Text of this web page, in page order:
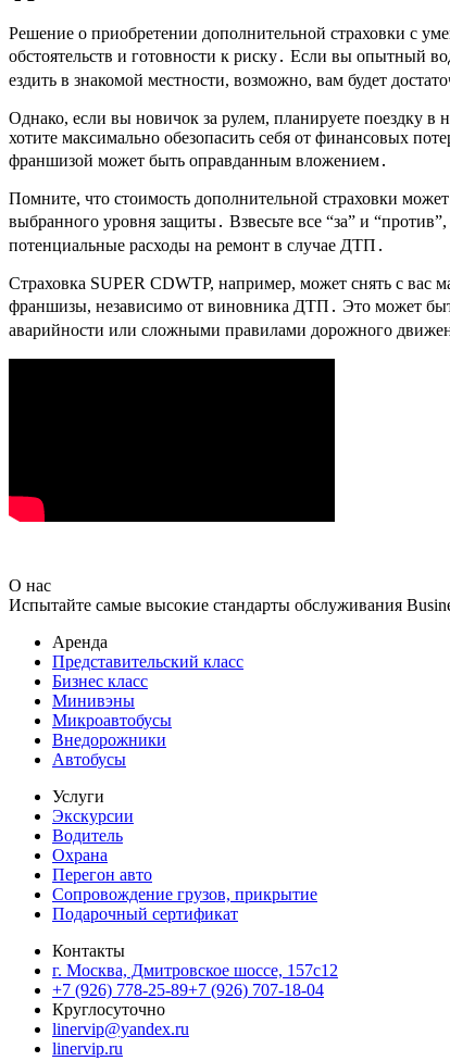
Решение о приобретении дополнительной страховки с
обстоятельств и готовности к риску․ Если вы опытный
ездить в знакомой местности, возможно, вам будет
Однако, если вы новичок за рулем, планируете поездку
хотите максимально обезопасить себя от финансовых
франшизой может быть оправданным вложением․
Помните, что стоимость дополнительной страховки
выбранного уровня защиты․ Взвесьте все “за” и
потенциальные расходы на ремонт в случае ДТП․
Страховка SUPER CDWTP, например, может снять с вас
франшизы, независимо от виновника ДТП․ Это может
аварийности или сложными правилами дорожного
О нас
Испытайте самые высокие стандарты обслуживания
Аренда
Представительский класс
Бизнес класс
Минивэны
Микроавтобусы
Внедорожники
Автобусы
Услуги
Экскурсии
Водитель
Охрана
Перегон авто
Сопровождение грузов, прикрытие
Подарочный сертификат
Контакты
г. Москва, Дмитровское шоссе, 157c12
+7 (926) 778-25-89+7 (926) 707-18-04
Круглосуточно
linervip@yandex.ru
linervip.ru